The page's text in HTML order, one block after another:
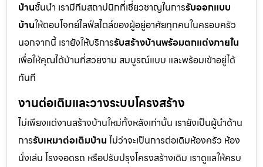
บ้านชั้นนำ เรามีทีมสถาปนิกที่เชี่ยวชาญในการรับออกแบบ
บ้านให้ตอบโจทย์ไลฟ์สไตล์ของผู้อยู่อาศัยทุกคนในครอบครัว
นอกจากนี้ เรายังให้บริการรับสร้างบ้านพร้อมตกแต่งภายใน
เพื่อให้คุณได้บ้านที่สวยงาม สมบูรณ์แบบ และพร้อมเข้าอยู่ได้
ทันที
งานต่อเติมและวางระบบโครงสร้าง
ไม่เพียงแต่งานสร้างบ้านใหม่ทั้งหลังเท่านั้น เรายังเป็นผู้นำด้าน
การรับเหมาต่อเติมบ้าน ไม่ว่าจะเป็นการต่อเติมห้องครัว ห้อง
นั่งเล่น โรงจอดรถ หรือปรับปรุงโครงสร้างเดิม เราดูแลให้ครบ